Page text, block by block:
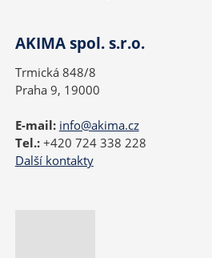
AKIMA spol. s.r.o.
Trmická 848/8
Praha 9, 19000
E-mail: info@akima.cz
Tel.:+420 724 338 228
Další kontakty